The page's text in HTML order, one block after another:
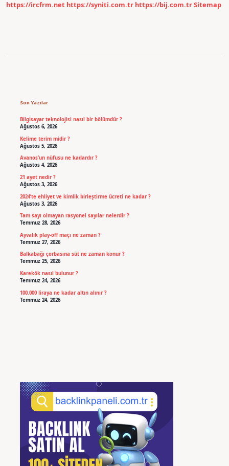
https://ircfrm.net https://syniti.com.tr https://bij.com.trSitemap
Son Yazılar
Bilgisayar teknolojisi nasıl bir bölümdür ?
Ağustos 6, 2026
Kelime terim midir ?
Ağustos 5, 2026
Avanos’un nüfusu ne kadardır ?
Ağustos 4, 2026
21 ayet nedir ?
Ağustos 3, 2026
2024’te ehliyet ve kimlik birleştirme ücreti ne kadar ?
Ağustos 3, 2026
Tam sayı olmayan rasyonel sayılar nelerdir ?
Temmuz 28, 2026
Ayvalık play-off maçı ne zaman ?
Temmuz 27, 2026
Balkabağı çorbasına süt ne zaman konur ?
Temmuz 25, 2026
Karekök nasıl bulunur ?
Temmuz 24, 2026
100.000 liraya ne kadar altın alınır ?
Temmuz 24, 2026